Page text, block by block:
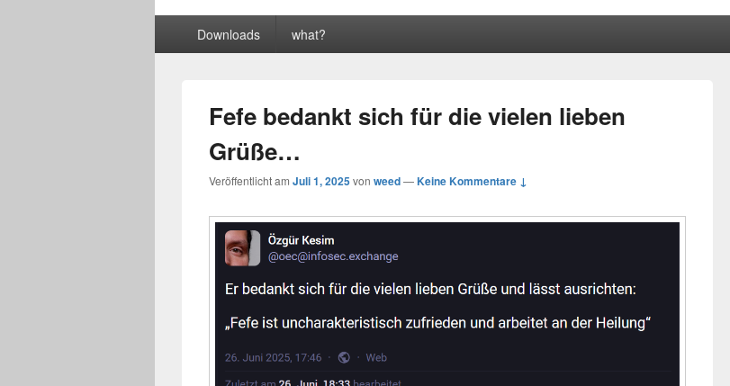
Downloads what?
Fefe bedankt sich für die vielen lieben
Grüße…
Veröffentlicht am Juli 1, 2025von weed—Keine Kommentare ↓